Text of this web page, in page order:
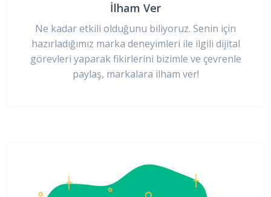
İlham Ver
Ne kadar etkili olduğunu biliyoruz. Senin için
hazırladığımız marka deneyimleri ile ilgili dijital
görevleri yaparak fikirlerini bizimle ve çevrenle
paylaş, markalara ilham ver!